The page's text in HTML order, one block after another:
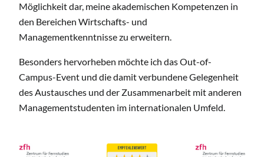
Möglichkeit dar, meine akademischen Kompetenzen in
den Bereichen Wirtschafts- und
Managementkenntnisse zu erweitern.
Besonders hervorheben möchte ich das Out-of-
Campus-Event und die damit verbundene Gelegenheit
des Austausches und der Zusammenarbeit mit anderen
Managementstudenten im internationalen Umfeld.